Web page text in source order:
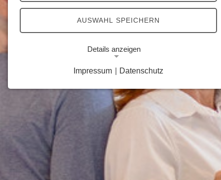
AUSWAHL SPEICHERN
Details anzeigen
Notwendige Cookies ermöglichen grundlegende
Funktionen und sind für die einwandfreie Funktion
der Website erforderlich.
Google Analytics Opt-Out-Cookie
Name:
Impressum Datenschutz